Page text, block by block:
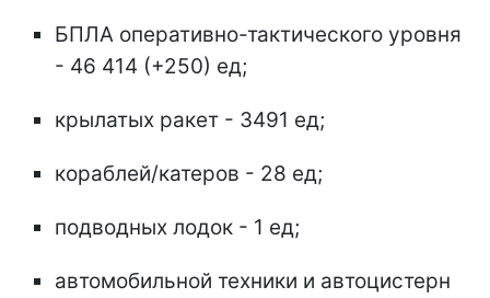
БПЛА оперативно-тактического уровня
- 46 414 (+250) ед;
крылатых ракет - 3491 ед;
кораблей/катеров - 28 ед;
подводных лодок - 1 ед;
автомобильной техники и автоцистерн